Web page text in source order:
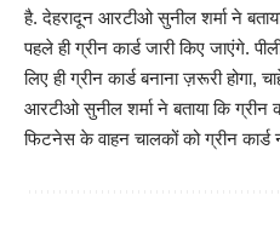
है. देहरादून आरटीओ सुनील शर्मा ने
पहले ही ग्रीन कार्ड जारी किए जाएंगे.
लिए ही ग्रीन कार्ड बनाना ज़रूरी होगा,
आरटीओ सुनील शर्मा ने बताया कि ग्रीन
फिटनेस के वाहन चालकों को ग्रीन कार्ड